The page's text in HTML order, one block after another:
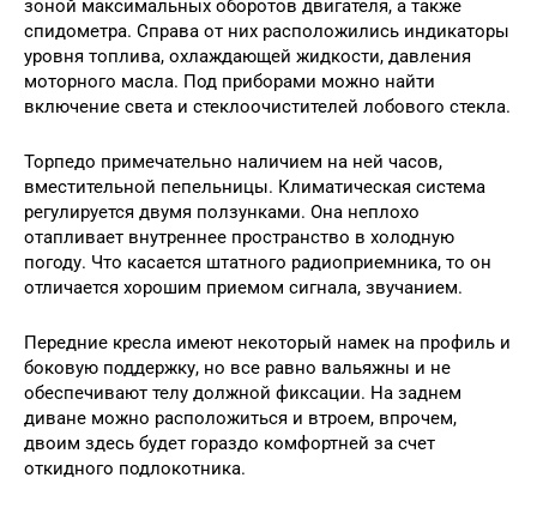
зоной максимальных оборотов двигателя, а также
спидометра. Справа от них расположились индикаторы
уровня топлива, охлаждающей жидкости, давления
моторного масла. Под приборами можно найти
включение света и стеклоочистителей лобового стекла.
Торпедо примечательно наличием на ней часов,
вместительной пепельницы. Климатическая система
регулируется двумя ползунками. Она неплохо
отапливает внутреннее пространство в холодную
погоду. Что касается штатного радиоприемника, то он
отличается хорошим приемом сигнала, звучанием.
Передние кресла имеют некоторый намек на профиль и
боковую поддержку, но все равно вальяжны и не
обеспечивают телу должной фиксации. На заднем
диване можно расположиться и втроем, впрочем,
двоим здесь будет гораздо комфортней за счет
откидного подлокотника.